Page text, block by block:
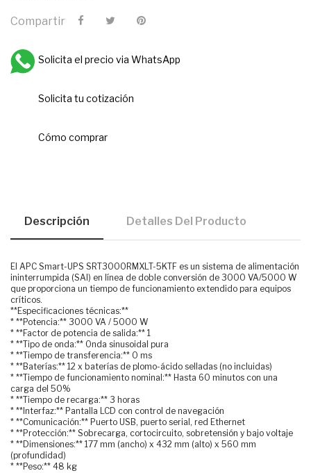
Compartir
Solicita el precio via WhatsApp
Solicita tu cotización
Cómo comprar
Descripción Detalles Del Producto
El APC Smart-UPS SRT3000RMXLT-5KTF es un sistema de alimentación
ininterrumpida (SAI) en línea de doble conversión de 3000 VA/5000 W
que proporciona un tiempo de funcionamiento extendido para equipos
críticos.
**Especificaciones técnicas:**
* **Potencia:** 3000 VA / 5000 W
* **Factor de potencia de salida:** 1
* **Tipo de onda:** Onda sinusoidal pura
* **Tiempo de transferencia:** 0 ms
* **Baterías:** 12 x baterías de plomo-ácido selladas (no incluidas)
* **Tiempo de funcionamiento nominal:** Hasta 60 minutos con una
carga del 50%
* **Tiempo de recarga:** 3 horas
* **Interfaz:** Pantalla LCD con control de navegación
* **Comunicación:** Puerto USB, puerto serial, red Ethernet
* **Protección:** Sobrecarga, cortocircuito, sobretensión y bajo voltaje
* **Dimensiones:** 177 mm (ancho) x 432 mm (alto) x 560 mm
(profundidad)
* **Peso:** 48 kg